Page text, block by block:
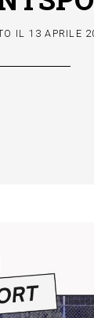
IL 13 APRILE